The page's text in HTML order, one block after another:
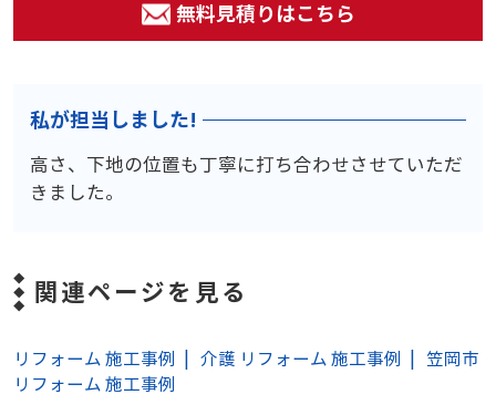
無料見積りはこちら
私が担当しました!
高さ、下地の位置も丁寧に打ち合わせさせていただ
きました。
関連ページを見る
リフォーム 施工事例 介護 リフォーム 施工事例
笠岡市
リフォーム 施工事例